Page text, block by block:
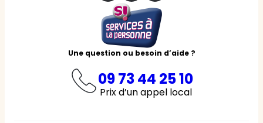
Une question ou besoin d’aide ?
09 73 44 25 10
Prix d’un appel local